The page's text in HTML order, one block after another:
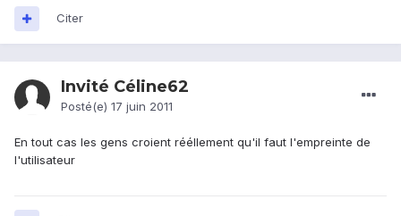
Citer
Invité Céline62
Posté(e) 17 juin 2011
En tout cas les gens croient rééllement qu'il faut l'empreinte de
l'utilisateur